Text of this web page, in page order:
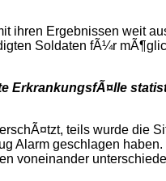
ihren Ergebnissen weit
Soldaten fÃ¼r
ErkrankungsfÃ¤lle
teils wurde die
Alarm geschlagen
voneinander